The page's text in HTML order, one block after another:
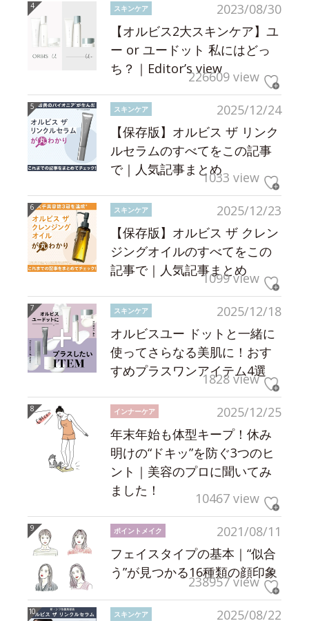
2023/08/30
スキンケア
【オルビス2大スキンケア】ユ
ー or ユードット 私にはどっ
ち？｜Editor’s view226609 view
2025/12/24
スキンケア
【保存版】オルビス ザ リンク
ルセラムのすべてをこの記事
で｜人気記事まとめ1033 view
2025/12/23
スキンケア
【保存版】オルビス ザ クレン
ジングオイルのすべてをこの
記事で｜人気記事まとめ
1099 view
2025/12/18
スキンケア
オルビスユー ドットと一緒に
使ってさらなる美肌に！おす
すめプラスワンアイテム4選
1828 view
2025/12/25
インナーケア
年末年始も体型キープ！休み
明けの“ドキッ”を防ぐ3つのヒ
ント｜美容のプロに聞いてみ
ました！
10467 view
2021/08/11
ポイントメイク
フェイスタイプの基本｜“似合
う”が見つかる16種類の顔印象
238957 view
2025/08/22
スキンケア